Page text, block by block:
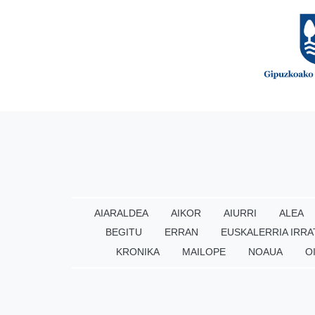
AIARALDEA AIKOR AIURRI ALEA
BEGITU
ERRAN EUSKALERRIA
KRONIKA
MAILOPE NOAUA